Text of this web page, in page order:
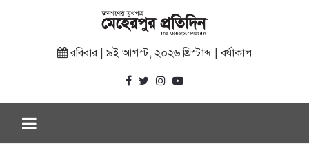
রবিবার | ৯ই আগস্ট, ২০২৬ খ্রিস্টাব্দ | বর্ষাকাল